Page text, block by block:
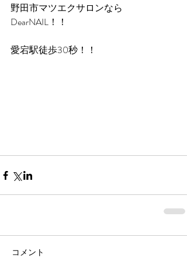
野田市マツエクサロンなら
DearNAIL！！
愛宕駅徒歩30秒！！
コメント